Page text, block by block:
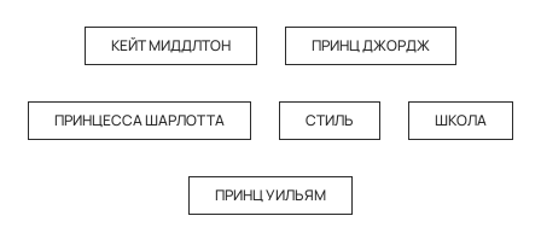
КЕЙТ МИДДЛТОН ПРИНЦ ДЖОРДЖ
ПРИНЦЕССА ШАРЛОТТА СТИЛЬ ШКОЛА
ПРИНЦ УИЛЬЯМ